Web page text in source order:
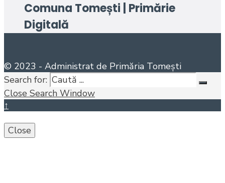
Comuna Tomești | Primărie
Digitală
© 2023 - Administrat de Primăria Tomești
Search for:
Close Search Window
↑
Close